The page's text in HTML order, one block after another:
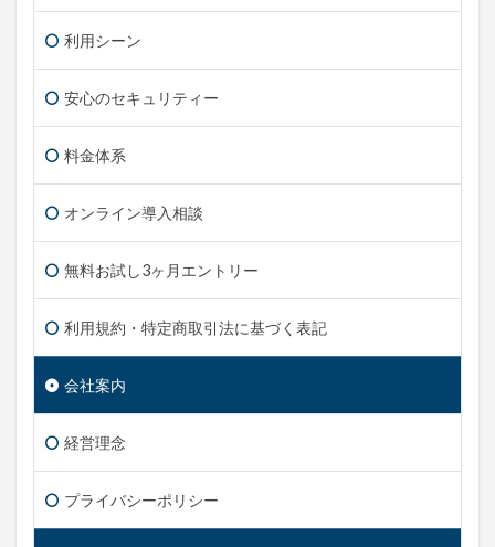
利用シーン
安心のセキュリティー
料金体系
オンライン導入相談
無料お試し3ヶ月エントリー
利用規約・特定商取引法に基づく表記
会社案内
経営理念
プライバシーポリシー